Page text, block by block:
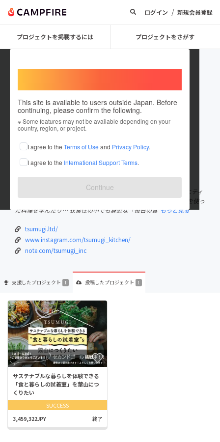
ログイン / 新規会員登録
プロジェクトを掲載するには プロジェクトをさがす
This site is available to users outside Japan. Before
continuing, please confirm the following.
※ Some features may not be available depending on your
country, region, or project.
I agree to the Terms of Use and Privacy Policy.
I agree to the International Support Terms.
Continue
TSUMUGI_ltd
これまでに1回支援して1件のプロジェクトを投稿しています
在住国：日本 現在地：東京都
出身国：日本 出身地：未設定
食卓を軸に、自分にも地球にも「善い暮らし」を探求するコミュニティ
(共同体）です。生産者さんと共に畑を共同運営したり、旬の食材を使っ
た料理を学んだり… 衣食住の中でも身近な「毎日の食 もっと見る
tsumugi.ltd/
www.instagram.com/tsumugi_kitchen/
note.com/tsumugi_inc
支援したプロジェクト 1 投稿したプロジェクト 1
サステナブルな暮らしを体験できる
「食と暮らしの試着室」を葉山につ
くりたい
SUCCESS
3,459,322JPY 終了